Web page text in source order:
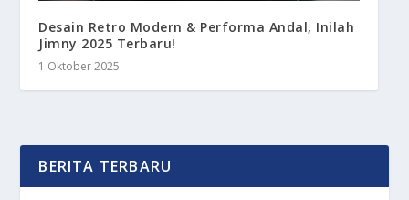
Desain Retro Modern & Performa Andal, Inilah
Jimny 2025 Terbaru!
1 Oktober 2025
BERITA TERBARU